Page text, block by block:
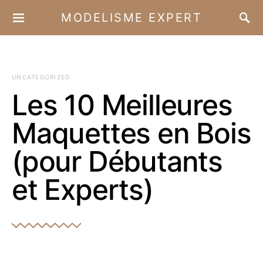
MODELISME EXPERT
UNCATEGORIZED
Les 10 Meilleures
Maquettes en Bois
(pour Débutants
et Experts)